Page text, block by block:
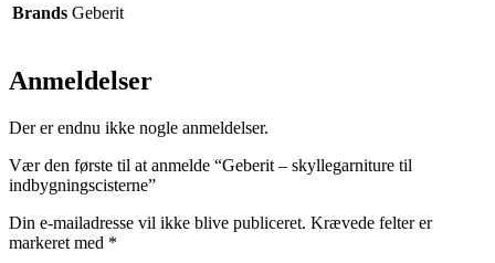
Brands Geberit
Anmeldelser
Der er endnu ikke nogle anmeldelser.
Vær den første til at anmelde “Geberit – skyllegarniture til
indbygningscisterne”
Din e-mailadresse vil ikke blive publiceret. Krævede felter er
markeret med *